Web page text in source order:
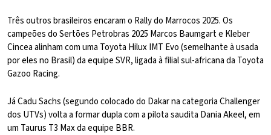
Três outros brasileiros encaram o Rally do Marrocos 2025. Os
campeões do Sertões Petrobras 2025 Marcos Baumgart e Kleber
Cincea alinham com uma Toyota Hilux IMT Evo (semelhante à usada
por eles no Brasil) da equipe SVR, ligada à filial sul-africana da Toyota
Gazoo Racing.
Já Cadu Sachs (segundo colocado do Dakar na categoria Challenger
dos UTVs) volta a formar dupla com a pilota saudita Dania Akeel, em
um Taurus T3 Max da equipe BBR.